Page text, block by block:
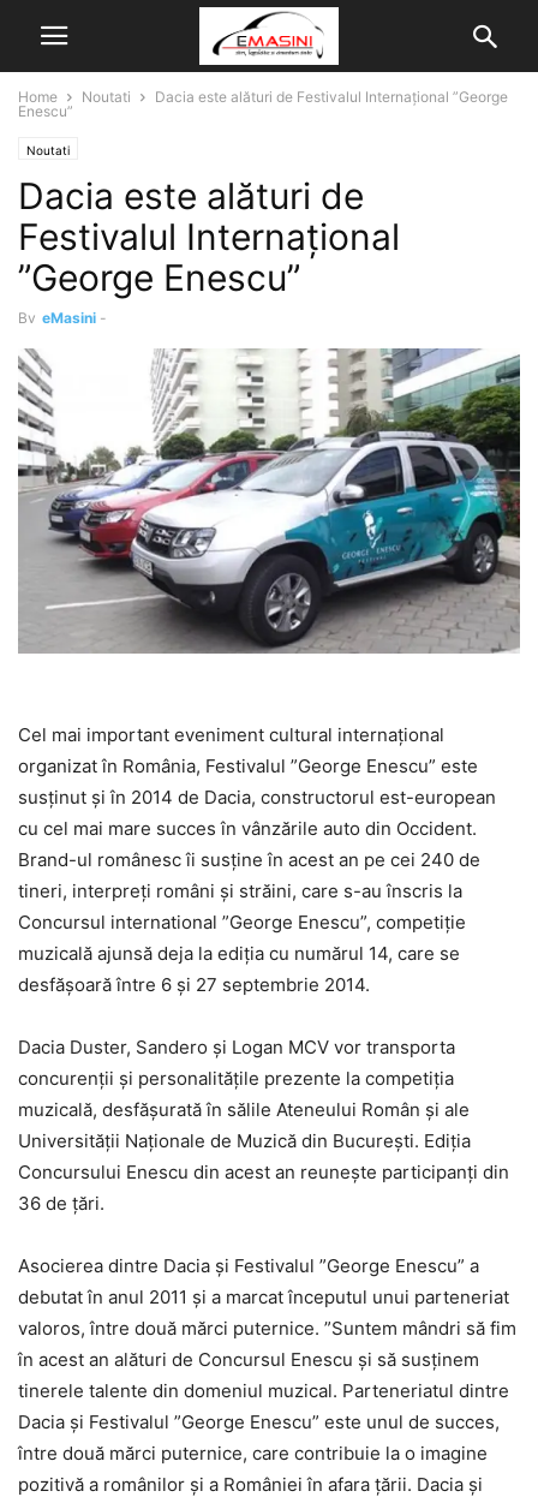
Home Noutati
Dacia este alături de Festivalul Internațional ”George
Enescu”
Noutati
Dacia este alături de
Festivalul Internațional
”George Enescu”
By eMasini -
Cel mai important eveniment cultural internaţional
organizat în România, Festivalul ”George Enescu” este
susținut și în 2014 de Dacia, constructorul est-european
cu cel mai mare succes în vânzările auto din Occident.
Brand-ul românesc îi susţine în acest an pe cei 240 de
tineri, interpreţi români şi străini, care s-au înscris la
Concursul international ”George Enescu”, competiție
muzicală ajunsă deja la ediția cu numărul 14, care se
desfășoară între 6 şi 27 septembrie 2014.
Dacia Duster, Sandero şi Logan MCV vor transporta
concurenţii și personalitățile prezente la competiţia
muzicală, desfăşurată în sălile Ateneului Român şi ale
Universităţii Naţionale de Muzică din București. Ediţia
Concursului Enescu din acest an reuneşte participanţi din
36 de ţări.
Asocierea dintre Dacia şi Festivalul ”George Enescu” a
debutat în anul 2011 şi a marcat începutul unui parteneriat
valoros, între două mărci puternice. ”Suntem mândri să fim
în acest an alături de Concursul Enescu și să susținem
tinerele talente din domeniul muzical. Parteneriatul dintre
Dacia și Festivalul ”George Enescu” este unul de succes,
între două mărci puternice, care contribuie la o imagine
pozitivă a românilor și a României în afara țării. Dacia și